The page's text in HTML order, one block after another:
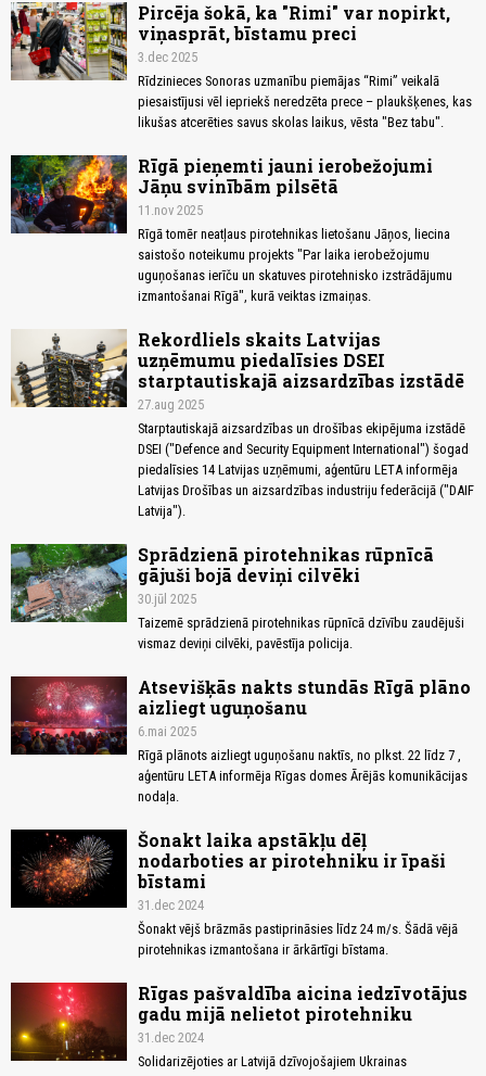
Pircēja šokā, ka "Rimi" var nopirkt,
viņasprāt, bīstamu preci
3.dec 2025
Rīdzinieces Sonoras uzmanību piemājas “Rimi” veikalā
piesaistījusi vēl iepriekš neredzēta prece – plaukšķenes, kas
likušas atcerēties savus skolas laikus, vēsta "Bez tabu".
Rīgā pieņemti jauni ierobežojumi
Jāņu svinībām pilsētā
11.nov 2025
Rīgā tomēr neatļaus pirotehnikas lietošanu Jāņos, liecina
saistošo noteikumu projekts "Par laika ierobežojumu
uguņošanas ierīču un skatuves pirotehnisko izstrādājumu
izmantošanai Rīgā", kurā veiktas izmaiņas.
Rekordliels skaits Latvijas
uzņēmumu piedalīsies DSEI
starptautiskajā aizsardzības izstādē
27.aug 2025
Starptautiskajā aizsardzības un drošības ekipējuma izstādē
DSEI ("Defence and Security Equipment International") šogad
piedalīsies 14 Latvijas uzņēmumi, aģentūru LETA informēja
Latvijas Drošības un aizsardzības industriju federācijā ("DAIF
Latvija").
Sprādzienā pirotehnikas rūpnīcā
gājuši bojā deviņi cilvēki
30.jūl 2025
Taizemē sprādzienā pirotehnikas rūpnīcā dzīvību zaudējuši
vismaz deviņi cilvēki, pavēstīja policija.
Atsevišķās nakts stundās Rīgā plāno
aizliegt uguņošanu
6.mai 2025
Rīgā plānots aizliegt uguņošanu naktīs, no plkst. 22 līdz 7 ,
aģentūru LETA informēja Rīgas domes Ārējās komunikācijas
nodaļa.
Šonakt laika apstākļu dēļ
nodarboties ar pirotehniku ir īpaši
bīstami
31.dec 2024
Šonakt vējš brāzmās pastiprināsies līdz 24 m/s. Šādā vējā
pirotehnikas izmantošana ir ārkārtīgi bīstama.
Rīgas pašvaldība aicina iedzīvotājus
gadu mijā nelietot pirotehniku
31.dec 2024
Solidarizējoties ar Latvijā dzīvojošajiem Ukrainas